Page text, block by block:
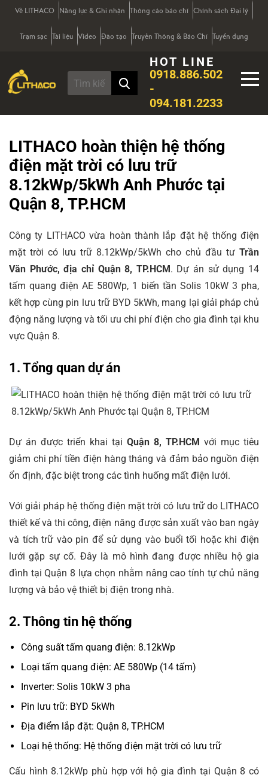
Về LITHACO Năng lực & Ghi nhận Thông cáo báo chí Chính sách Đại lý
Trạm sạc Tài liệu Video Đào tạo Truyền Thông & Báo Chí Tuyển dụng
HOT LINE
0918.886.502
-
094.181.2233
LITHACO hoàn thiện hệ thống
điện mặt trời có lưu trữ
8.12kWp/5kWh Anh Phước tại
Quận 8, TP.HCM
Công ty LITHACO vừa hoàn thành lắp đặt hệ thống điện
mặt trời có lưu trữ 8.12kWp/5kWh cho chủ đầu tư Trần
Văn Phước, địa chỉ Quận 8, TP.HCM. Dự án sử dụng 14
tấm quang điện AE 580Wp, 1 biến tần Solis 10kW 3 pha,
kết hợp cùng pin lưu trữ BYD 5kWh, mang lại giải pháp chủ
động năng lượng và tối ưu chi phí điện cho gia đình tại khu
vực Quận 8.
1. Tổng quan dự án
Dự án được triển khai tại Quận 8, TP.HCM với mục tiêu
giảm chi phí tiền điện hàng tháng và đảm bảo nguồn điện
ổn định, đặc biệt trong các tình huống mất điện lưới.
Với giải pháp hệ thống điện mặt trời có lưu trữ do LITHACO
thiết kế và thi công, điện năng được sản xuất vào ban ngày
và tích trữ vào pin để sử dụng vào buổi tối hoặc khi điện
lưới gặp sự cố. Đây là mô hình đang được nhiều hộ gia
đình tại Quận 8 lựa chọn nhằm nâng cao tính tự chủ năng
lượng và bảo vệ thiết bị điện trong nhà.
2. Thông tin hệ thống
Công suất tấm quang điện: 8.12kWp
Loại tấm quang điện: AE 580Wp (14 tấm)
Inverter: Solis 10kW 3 pha
Pin lưu trữ: BYD 5kWh
Địa điểm lắp đặt: Quận 8, TP.HCM
Loại hệ thống: Hệ thống điện mặt trời có lưu trữ
Cấu hình 8.12kWp phù hợp với hộ gia đình tại Quận 8 có